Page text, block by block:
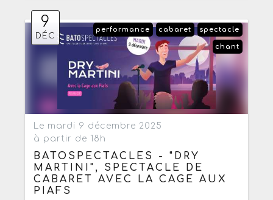
9
DÉC
spectacle
cabaret
performance
chant
Le mardi 9 décembre 2025
à partir de 18h
BATOSPECTACLES - "DRY
MARTINI", SPECTACLE DE
CABARET AVEC LA CAGE AUX
PIAFS